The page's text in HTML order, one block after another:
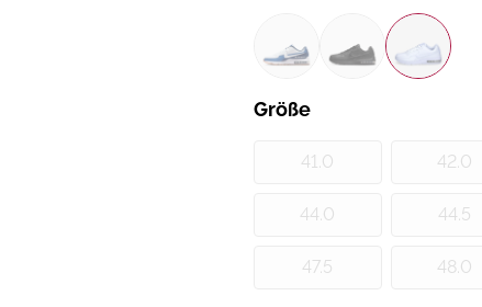
Größe
41.0 42.0
44.0 44.5
47.5 48.0